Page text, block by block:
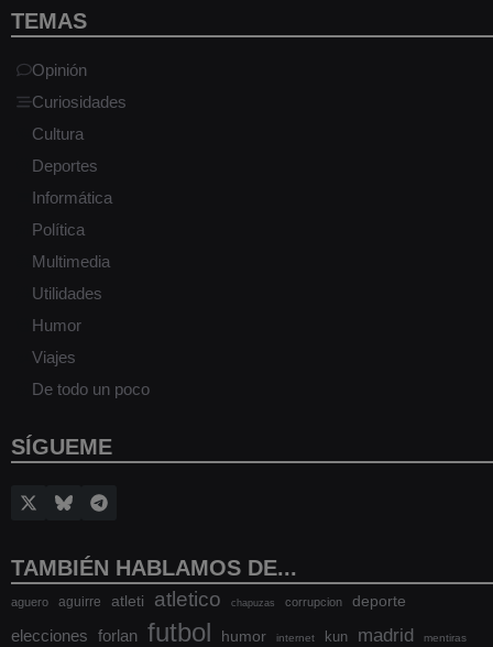
TEMAS
Opinión
Curiosidades
Cultura
Deportes
Informática
Política
Multimedia
Utilidades
Humor
Viajes
De todo un poco
SÍGUEME
TAMBIÉN HABLAMOS DE...
aguero aguirre atleti atletico chapuzas corrupcion deporte
elecciones forlan futbol humor internet kun madrid mentiras